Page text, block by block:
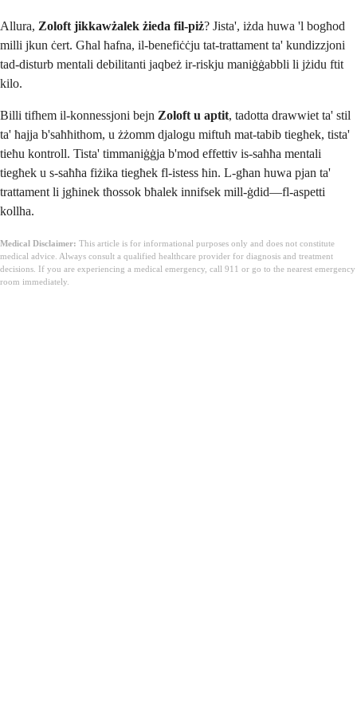
Allura, Zoloft jikkawżalek żieda fil-piż? Jista', iżda huwa 'l bogħod
milli jkun ċert. Għal ħafna, il-benefiċċju tat-trattament ta' kundizzjoni
tad-disturb mentali debilitanti jaqbeż ir-riskju maniġġabbli li jżidu ftit
kilo.
Billi tifhem il-konnessjoni bejn Zoloft u aptit, tadotta drawwiet ta' stil
ta' ħajja b'saħħithom, u żżomm djalogu miftuħ mat-tabib tiegħek, tista'
tieħu kontroll. Tista' timmaniġġja b'mod effettiv is-saħħa mentali
tiegħek u s-saħħa fiżika tiegħek fl-istess ħin. L-għan huwa pjan ta'
trattament li jgħinek tħossok bħalek innifsek mill-ġdid—fl-aspetti
kollha.
Medical Disclaimer: This article is for informational purposes only and does not constitute
medical advice. Always consult a qualified healthcare provider for diagnosis and treatment
decisions. If you are experiencing a medical emergency, call 911 or go to the nearest emergency
room immediately.